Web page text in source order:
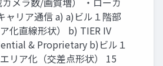
ャリア通信 a) a)ビル１階部
化直線形状） b) TIER IV
& Proprietary b)ビル１
リア化（交差点形状） 15